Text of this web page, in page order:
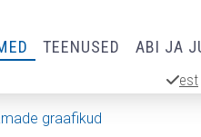
TEENUSED ABI JA
est
graafikud